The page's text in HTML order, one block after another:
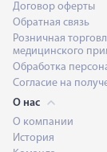
Договор оферты
Обратная связь
Розничная
медицинского
Обработка
Согласие на
О нас
О компании
История